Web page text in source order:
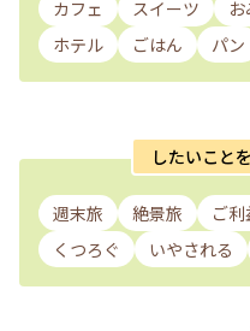
カフェ スイーツ
ホテル
ごはん パン
したいこと
週末旅 絶景旅 ご利
くつろぐ
いやされる